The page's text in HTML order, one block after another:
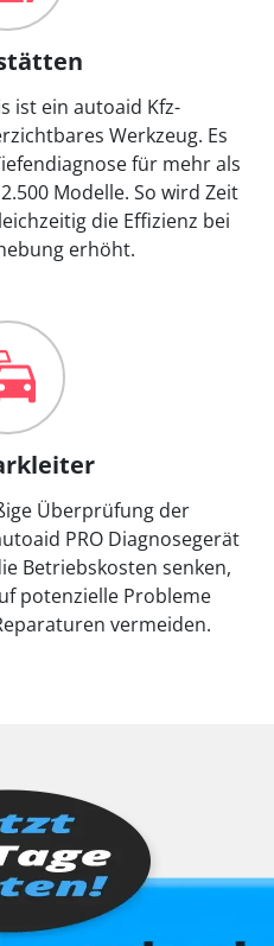
ist ein autoaid Kfz-
Werkzeug. Es
für mehr als
Modelle. So wird Zeit
die Effizienz bei
erhöht.
Überprüfung der
PRO Diagnosegerät
Betriebskosten senken,
potenzielle Probleme
vermeiden.